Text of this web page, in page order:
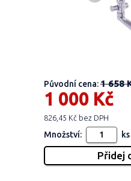
Původní cena:1 658
1 000 Kč
826,45 Kč bez DPH
Množství: ks